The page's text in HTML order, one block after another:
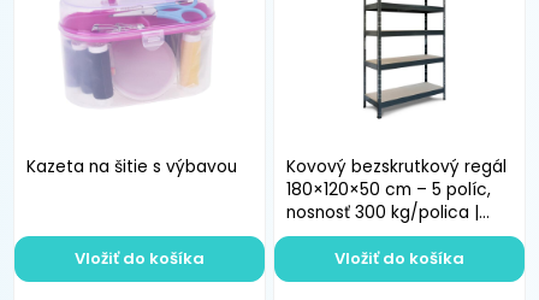
Kazeta na šitie s výbavou
Vložiť do košíka
Kovový bezskrutkový regál
180×120×50 cm – 5 políc,
nosnosť 300 kg/polica |
Regál do dielne
Vložiť do košíka